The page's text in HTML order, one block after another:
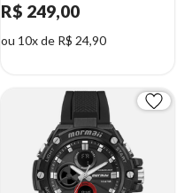
R$ 249,00
ou 10x de R$ 24,90